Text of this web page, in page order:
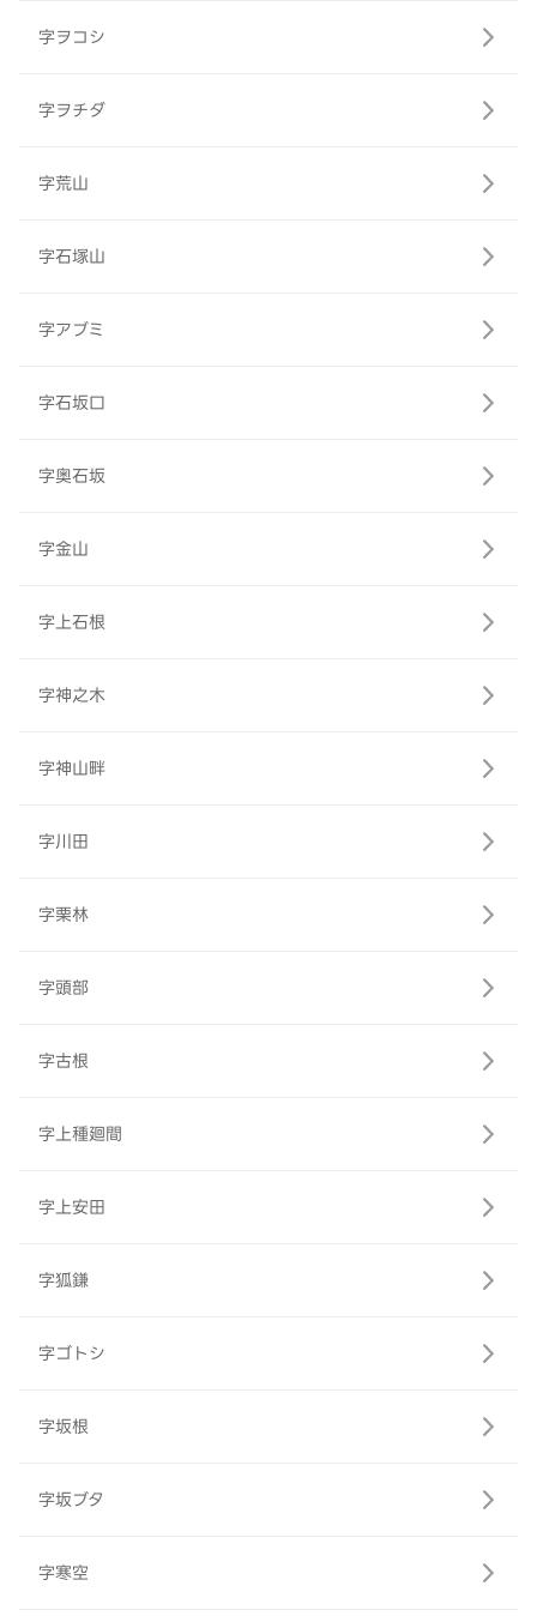
字ヲコシ
字ヲチダ
字荒山
字石塚山
字アブミ
字石坂口
字奥石坂
字金山
字上石根
字神之木
字神山畔
字川田
字栗林
字頭部
字古根
字上種廻間
字上安田
字狐鎌
字ゴトシ
字坂根
字坂ブタ
字寒空